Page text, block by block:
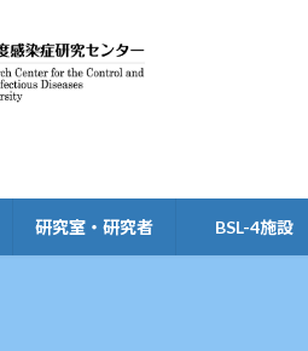
研究室・研究者 BSL-4施設